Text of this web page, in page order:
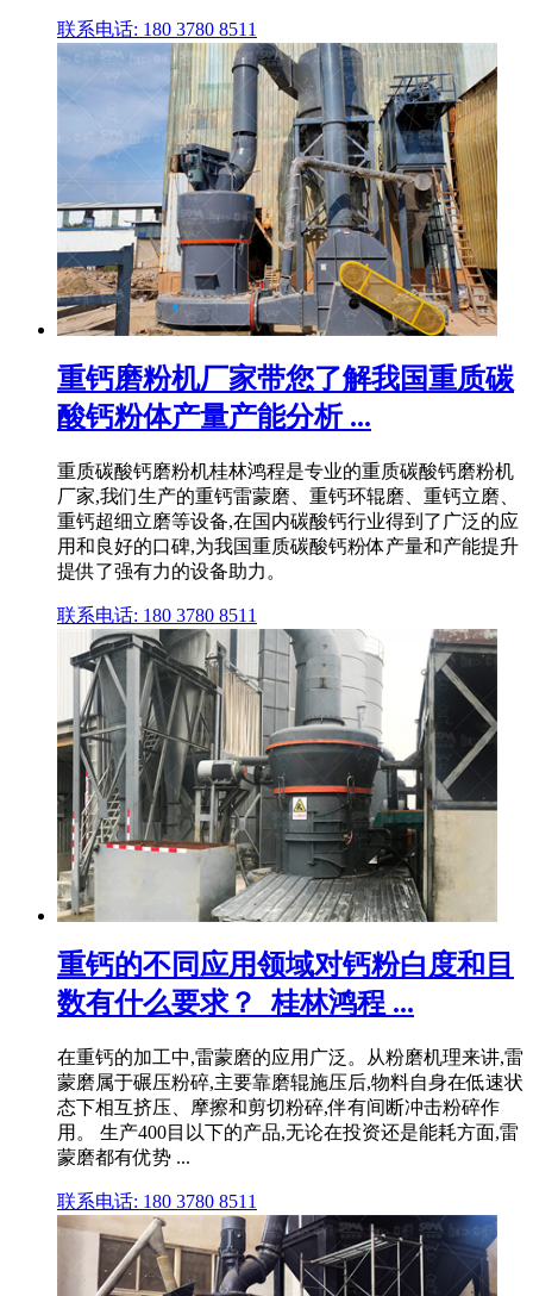
联系电话: 180 3780 8511
重钙磨粉机厂家带您了解我国重质碳
酸钙粉体产量产能分析 ...
重质碳酸钙磨粉机桂林鸿程是专业的重质碳酸钙磨粉机
厂家,我们生产的重钙雷蒙磨、重钙环辊磨、重钙立磨、
重钙超细立磨等设备,在国内碳酸钙行业得到了广泛的应
用和良好的口碑,为我国重质碳酸钙粉体产量和产能提升
提供了强有力的设备助力。
联系电话: 180 3780 8511
重钙的不同应用领域对钙粉白度和目
数有什么要求？_桂林鸿程 ...
在重钙的加工中,雷蒙磨的应用广泛。从粉磨机理来讲,雷
蒙磨属于碾压粉碎,主要靠磨辊施压后,物料自身在低速状
态下相互挤压、摩擦和剪切粉碎,伴有间断冲击粉碎作
用。 生产400目以下的产品,无论在投资还是能耗方面,雷
蒙磨都有优势 ...
联系电话: 180 3780 8511